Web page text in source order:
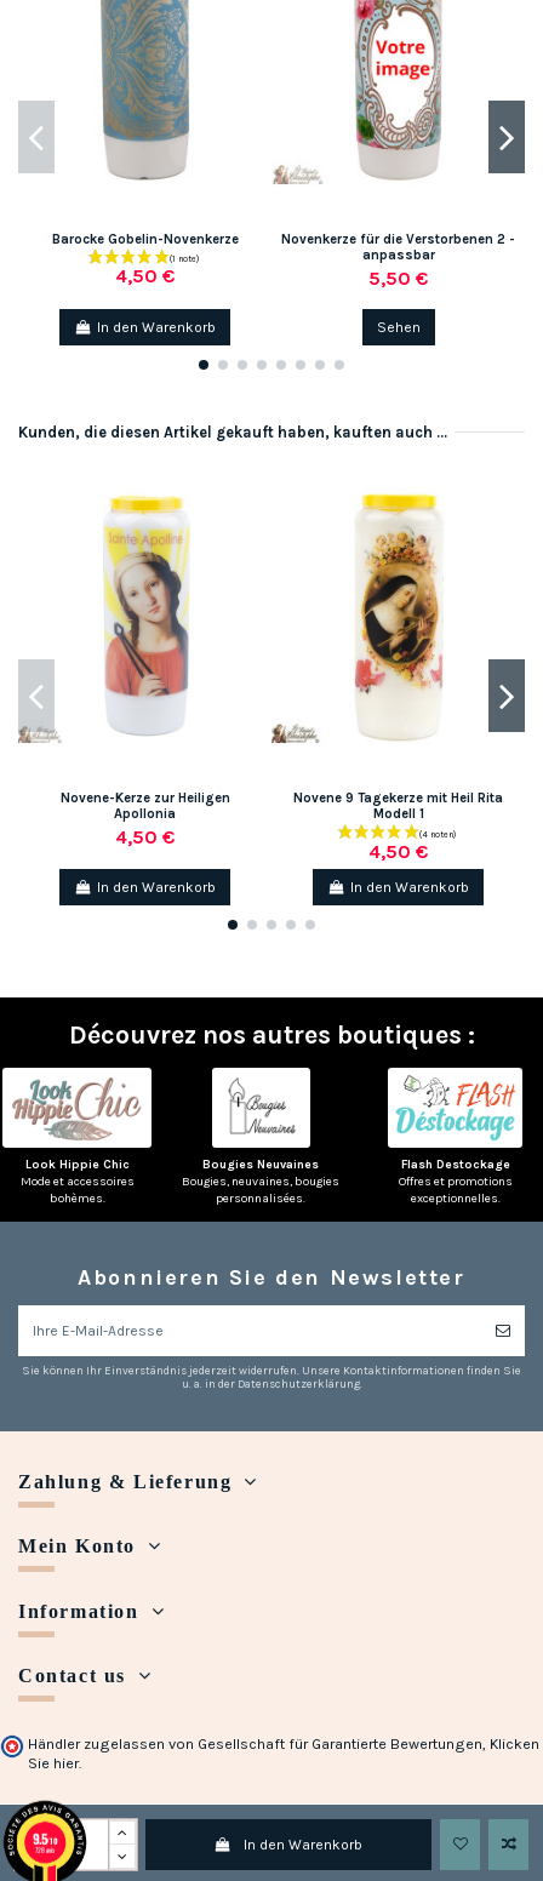
In den Warenkorb
Barocke Gobelin-Novenkerze
4,50 €
In den Warenkorb
Novenkerze für die Verstorbenen 2 -
anpassbar
5,50 €
Sehen
Kunden, die diesen Artikel gekauft haben, kauften auch ...
Novene-Kerze zur Heiligen
Apollonia
4,50 €
In den Warenkorb
Novene 9 Tagekerze mit Heil Rita
Modell 1
4,50 €
In den Warenkorb
Découvrez nos autres boutiques :
Look Hippie Chic
Mode et accessoires
bohèmes.
Bougies Neuvaines
Bougies, neuvaines, bougies
personnalisées.
Flash Destockage
Offres et promotions
exceptionnelles.
Abonnieren Sie den Newsletter
Sie können Ihr Einverständnis jederzeit widerrufen. Unsere Kontaktinformationen finden Sie
u. a. in der Datenschutzerklärung.
Zahlung & Lieferung
Mein Konto
Information
Contact us
Händler zugelassen von Gesellschaft für Garantierte Bewertungen, Klicken
Sie hier.
Copyright © 2018 - 2023 Maison Halleux. Developed with
9.5/10
728 avis